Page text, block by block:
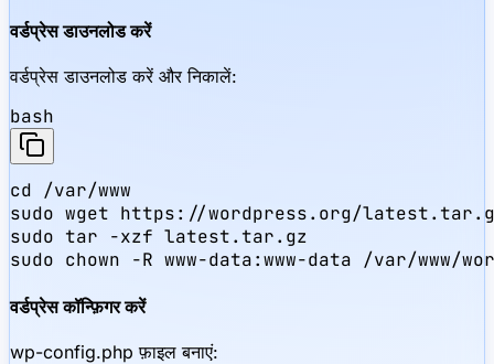
वर्डप्रेस डाउनलोड करें
वर्डप्रेस डाउनलोड करें और निकालें:
bash
cd /var/www
sudo wget https://wordpress.org/
sudo tar -xzf latest.tar.gz
sudo chown -R www-data:www-data /var/www/
वर्डप्रेस कॉन्फ़िगर करें
wp-config.php फ़ाइल बनाएं: